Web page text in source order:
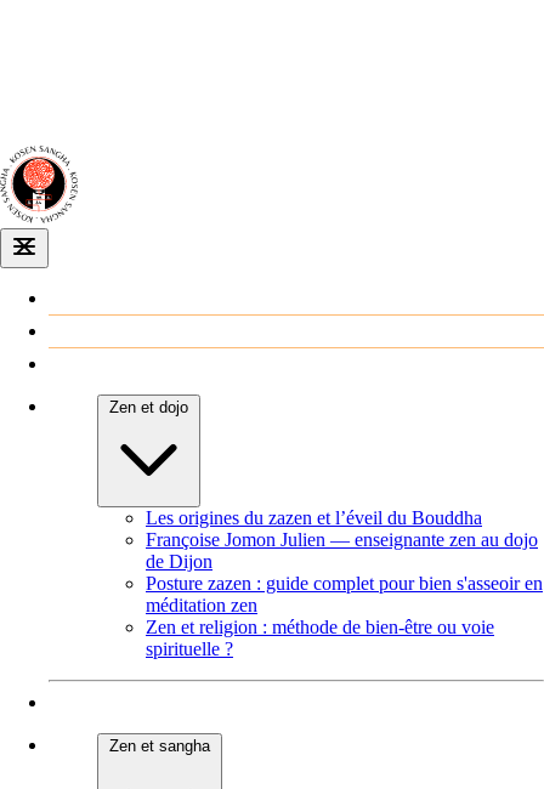
Zen et dojo
Les origines du zazen et l’éveil du Bouddha
Françoise Jomon Julien — enseignante zen au dojo
de Dijon
Posture zazen : guide complet pour bien s'asseoir en
méditation zen
Zen et religion : méthode de bien-être ou voie
spirituelle ?
Zen et sangha